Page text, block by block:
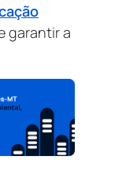
garantir a